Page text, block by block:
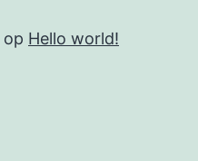
op Hello world!